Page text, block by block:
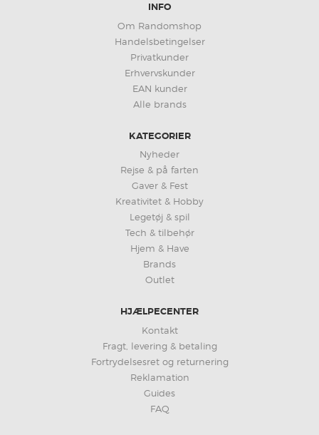
INFO
Om Randomshop
Handelsbetingelser
Privatkunder
Erhvervskunder
EAN kunder
Alle brands
KATEGORIER
Nyheder
Rejse & på farten
Gaver & Fest
Kreativitet & Hobby
Legetøj & spil
Tech & tilbehør
Hjem & Have
Brands
Outlet
HJÆLPECENTER
Kontakt
Fragt, levering & betaling
Fortrydelsesret og returnering
Reklamation
Guides
FAQ